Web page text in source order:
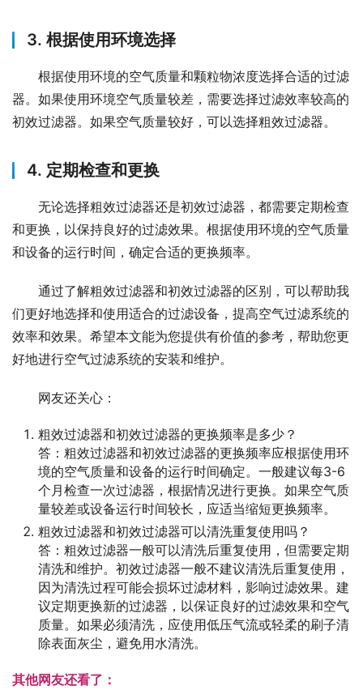
3. 根据使用环境选择
根据使用环境的空气质量和颗粒物浓度选择合适的过滤
器。如果使用环境空气质量较差，需要选择过滤效率较高的
初效过滤器。如果空气质量较好，可以选择粗效过滤器。
4. 定期检查和更换
无论选择粗效过滤器还是初效过滤器，都需要定期检查
和更换，以保持良好的过滤效果。根据使用环境的空气质量
和设备的运行时间，确定合适的更换频率。
通过了解粗效过滤器和初效过滤器的区别，可以帮助我
们更好地选择和使用适合的过滤设备，提高空气过滤系统的
效率和效果。希望本文能为您提供有价值的参考，帮助您更
好地进行空气过滤系统的安装和维护。
网友还关心：
粗效过滤器和初效过滤器的更换频率是多少？
答：粗效过滤器和初效过滤器的更换频率应根据使用环
境的空气质量和设备的运行时间确定。一般建议每3-6
个月检查一次过滤器，根据情况进行更换。如果空气质
量较差或设备运行时间较长，应适当缩短更换频率。
粗效过滤器和初效过滤器可以清洗重复使用吗？
答：粗效过滤器一般可以清洗后重复使用，但需要定期
清洗和维护。初效过滤器一般不建议清洗后重复使用，
因为清洗过程可能会损坏过滤材料，影响过滤效果。建
议定期更换新的过滤器，以保证良好的过滤效果和空气
质量。如果必须清洗，应使用低压气流或轻柔的刷子清
除表面灰尘，避免用水清洗。
其他网友还看了：